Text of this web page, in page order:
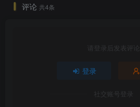
评论 共4条
请登录后发表评论
登录
社交账号登录